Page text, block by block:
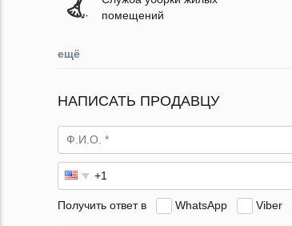
помещений
ещё
НАПИСАТЬ ПРОДАВЦУ
Получить ответ в WhatsApp Viber